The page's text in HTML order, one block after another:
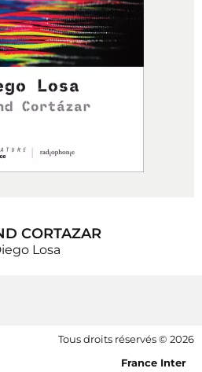
CORTAZAR
Losa
Tous droits réservés © 2026
[RDF] Pied de page - Mobile
France Inter